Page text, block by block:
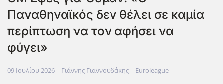
Παναθηναϊκός δεν θέλει σε καμία
περίπτωση να τον αφήσει να
φύγει»
09 Ιουλίου 2026 | Γιάννης Γιαννουδάκης | Euroleague